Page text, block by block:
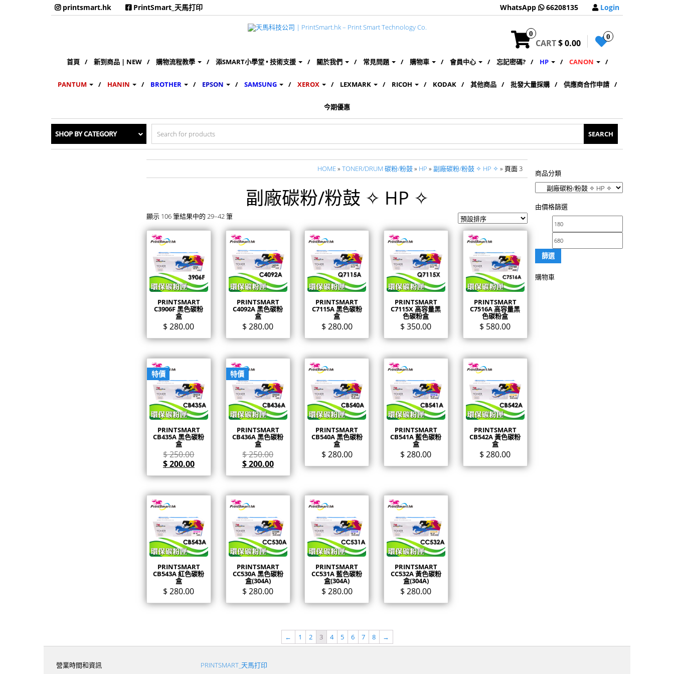
printsmart.hk PrintSmart_天馬打印 WhatsApp 66208135 Login
0
CART$ 0.00
0
首頁 新到商品 | NEW 購物流程教學 添SMART小學堂 • 技術支援 關於我們 常見問題 購物車 會員中心 忘記密碼? HP CANON
PANTUM HANIN BROTHER EPSON SAMSUNG XEROX LEXMARK RICOH KODAK 其他商品 批發大量採購 供應商合作申請
今期優惠
SHOP BY CATEGORY
Search
for:
HOME» TONER/DRUM 碳粉/粉鼓» HP » 副廠碳粉/粉鼓 ✧ HP ✧ » 頁面 3
副廠碳粉/粉鼓 ✧ HP ✧
顯示 106 筆結果中的 29–42 筆
PRINTSMART
C3906F 黑色碳粉
盒
$ 280.00
PRINTSMART
C4092A 黑色碳粉
盒
$ 280.00
PRINTSMART
C7115A 黑色碳粉
盒
$ 280.00
PRINTSMART
C7115X 高容量黑
色碳粉盒
$ 350.00
PRINTSMART
C7516A 高容量黑
色碳粉盒
$ 580.00
特價
PRINTSMART
CB435A 黑色碳粉
盒
$250.00
$200.00
特價
PRINTSMART
CB436A 黑色碳粉
盒
$250.00
$200.00
PRINTSMART
CB540A 黑色碳粉
盒
$ 280.00
PRINTSMART
CB541A 藍色碳粉
盒
$ 280.00
PRINTSMART
CB542A 黃色碳粉
盒
$ 280.00
PRINTSMART
CB543A 紅色碳粉
盒
$ 280.00
PRINTSMART
CC530A 黑色碳粉
盒(304A)
$ 280.00
PRINTSMART
CC531A 藍色碳粉
盒(304A)
$ 280.00
PRINTSMART
CC532A 黃色碳粉
盒(304A)
$ 280.00
← 1 2 3 4 5 6 7 8 →
商品分類
由價格篩選
篩選
購物車
營業時間和資訊
PRINTSMART_天馬打印